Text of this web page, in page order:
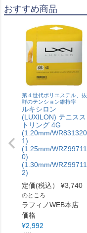
おすすめ商品
第４世代ポリエステル、抜
群のテンション維持率
ルキシロン
(LUXILON) テニスス
トリング 4G
(1.20mm/WR831320
1)
(1.25mm/WRZ99711
0)
(1.30mm/WRZ99711
2)
定価(税込）
¥3,740
のところ
ラフィノWEB本店
価格
¥2,992